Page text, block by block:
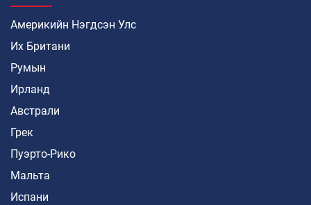
Америкийн Нэгдсэн Улс
Их Британи
Румын
Ирланд
Австрали
Грек
Пуэрто-Рико
Мальта
Испани